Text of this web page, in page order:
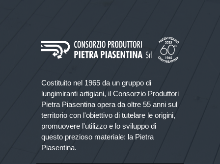
Costituito nel 1965 da un gruppo di
lungimiranti artigiani, il Consorzio Produttori
Pietra Piasentina opera da oltre 55 anni sul
territorio con l'obiettivo di tutelare le origini,
promuovere l'utilizzo e lo sviluppo di
questo prezioso materiale: la Pietra
Piasentina.